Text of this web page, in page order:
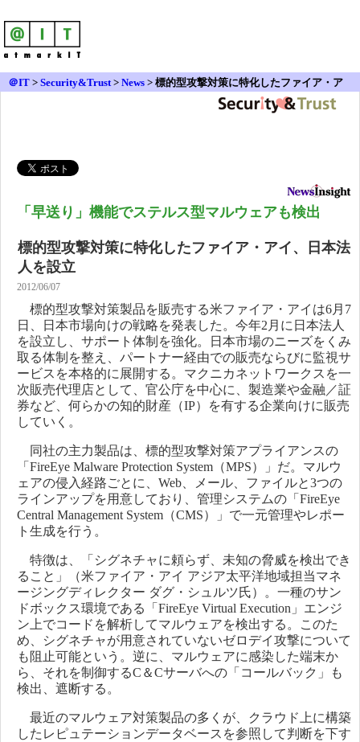
＠IT > Security&Trust> News > 標的型攻撃対策に特化したファイア・ア
「早送り」機能でステルス型マルウェアも検出
標的型攻撃対策に特化したファイア・アイ、日本法
人を設立
2012/06/07
標的型攻撃対策製品を販売する米ファイア・アイは6月7
日、日本市場向けの戦略を発表した。今年2月に日本法人
を設立し、サポート体制を強化。日本市場のニーズをくみ
取る体制を整え、パートナー経由での販売ならびに監視サ
ービスを本格的に展開する。マクニカネットワークスを一
次販売代理店として、官公庁を中心に、製造業や金融／証
券など、何らかの知的財産（IP）を有する企業向けに販売
していく。
同社の主力製品は、標的型攻撃対策アプライアンスの
「FireEye Malware Protection System（MPS）」だ。マルウ
ェアの侵入経路ごとに、Web、メール、ファイルと3つの
ラインアップを用意しており、管理システムの「FireEye
Central Management System（CMS）」で一元管理やレポー
ト生成を行う。
特徴は、「シグネチャに頼らず、未知の脅威を検出でき
ること」（米ファイア・アイ アジア太平洋地域担当マネ
ージングディレクター ダグ・シュルツ氏）。一種のサン
ドボックス環境である「FireEye Virtual Execution」エンジ
ン上でコードを解析してマルウェアを検出する。このた
め、シグネチャが用意されていないゼロデイ攻撃について
も阻止可能という。逆に、マルウェアに感染した端末か
ら、それを制御するC＆Cサーバへの「コールバック」も
検出、遮断する。
最近のマルウェア対策製品の多くが、クラウド上に構築
したレピュテーションデータベースを参照して判断を下す